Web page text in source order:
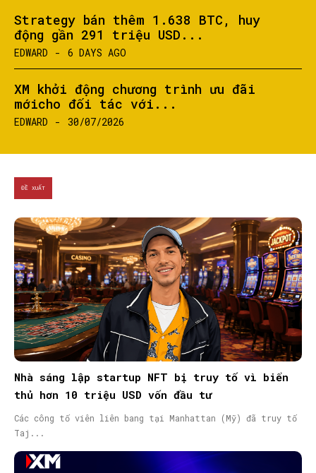
SEARCH...
Strategy bán thêm 1.638 BTC, huy
động gần 291 triệu USD...
EDWARD - 6 DAYS AGO
XM khởi động chương trình ưu đãi
mớicho đối tác với...
EDWARD - 30/07/2026
ĐỀ XUẤT
Nhà sáng lập startup NFT bị truy tố vì biển
thủ hơn 10 triệu USD vốn đầu tư
Các công tố viên liên bang tại Manhattan (Mỹ) đã truy tố
Taj...